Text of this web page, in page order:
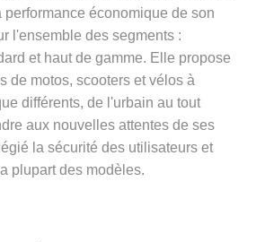
performance économique de son
l'ensemble des segments :
et haut de gamme. Elle propose
de motos, scooters et vélos à
différents, de l'urbain au tout
aux nouvelles attentes de ses
la sécurité des utilisateurs et
plupart des modèles.